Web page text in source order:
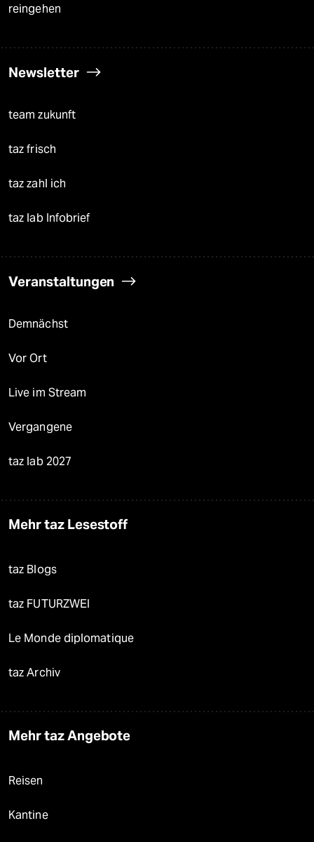
reingehen
Newsletter
team zukunft
taz frisch
taz zahl ich
taz lab Infobrief
Veranstaltungen
Demnächst
Vor Ort
Live im Stream
Vergangene
taz lab 2027
Mehr taz Lesestoff
taz Blogs
taz FUTURZWEI
Le Monde diplomatique
taz Archiv
Mehr taz Angebote
Reisen
Kantine